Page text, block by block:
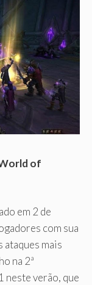
of
em 2 de
com sua
ataques mais
na 2ª
neste verão, que